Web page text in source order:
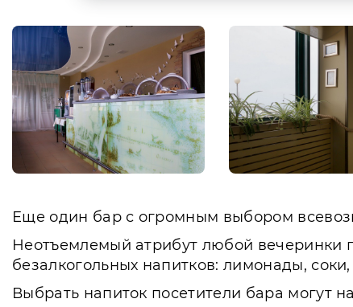
Еще один бар с огромным выбором
Неотъемлемый атрибут любой вечеринки
безалкогольных напитков: лимонады,
Выбрать напиток посетители бара могут